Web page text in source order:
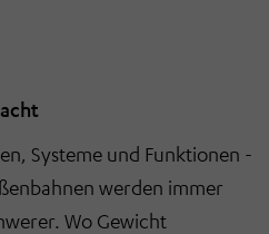
Systeme und Funktionen -
werden immer
Wo Gewicht